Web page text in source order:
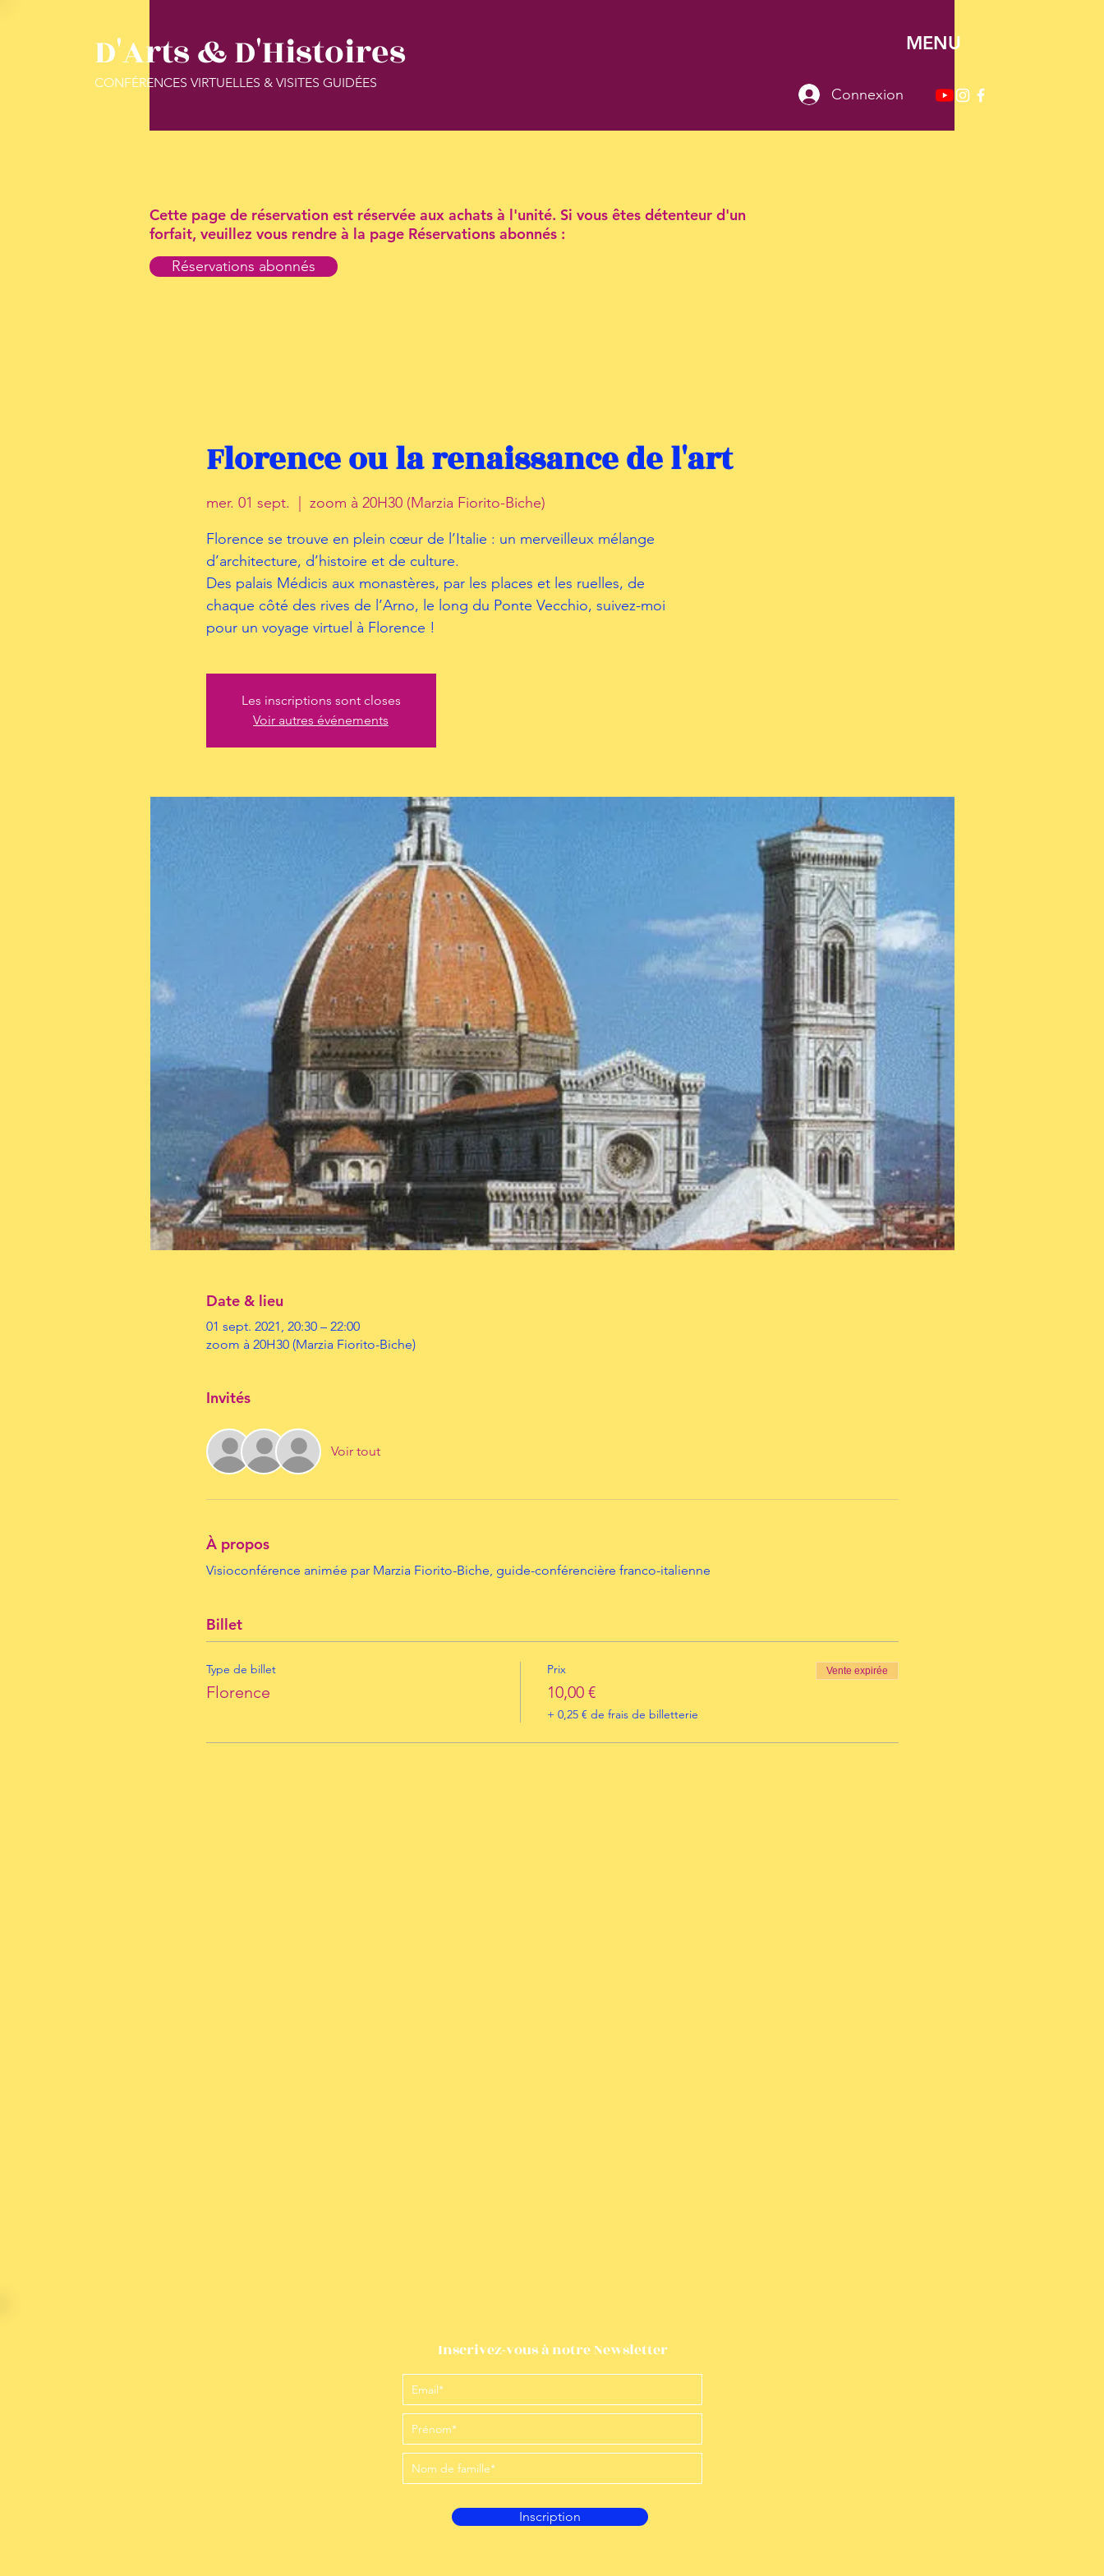
D'Arts & D'Histoires
CONFÉRENCES VIRTUELLES & VISITES GUIDÉES
Connexion
MENU
Cette page de réservation est réservée aux achats à l'unité. Si vous êtes détenteur d'un
forfait, veuillez vous rendre à la page Réservations abonnés :
Réservations abonnés
Florence ou la renaissance de l'art
mer. 01 sept.
zoom à 20H30 (Marzia Fiorito-Biche)
Florence se trouve en plein cœur de l’Italie : un merveilleux mélange
d’architecture, d’histoire et de culture.
Des palais Médicis aux monastères, par les places et les ruelles, de
chaque côté des rives de l’Arno, le long du Ponte Vecchio, suivez-moi
pour un voyage virtuel à Florence !
Les inscriptions sont closes
Voir autres événements
Date & lieu
01 sept. 2021, 20:30 – 22:00
zoom à 20H30 (Marzia Fiorito-Biche)
Invités
Voir tout
À propos
Visioconférence animée par Marzia Fiorito-Biche, guide-conférencière franco-italienne
Billet
Type de billet
Florence
Prix
10,00 €
+ 0,25 € de frais de billetterie
Vente expirée
Inscrivez-vous à notre Newsletter
Inscription